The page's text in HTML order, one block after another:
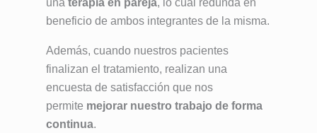
una terapia en pareja, lo cual redunda en
beneficio de ambos integrantes de la misma.
Además, cuando nuestros pacientes
finalizan el tratamiento, realizan una
encuesta de satisfacción que nos
permite mejorar nuestro trabajo de forma
continua.